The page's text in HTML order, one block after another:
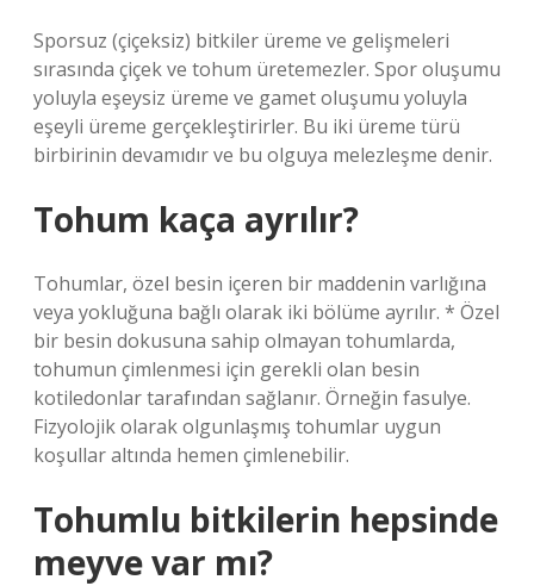
Sporsuz (çiçeksiz) bitkiler üreme ve gelişmeleri
sırasında çiçek ve tohum üretemezler. Spor oluşumu
yoluyla eşeysiz üreme ve gamet oluşumu yoluyla
eşeyli üreme gerçekleştirirler. Bu iki üreme türü
birbirinin devamıdır ve bu olguya melezleşme denir.
Tohum kaça ayrılır?
Tohumlar, özel besin içeren bir maddenin varlığına
veya yokluğuna bağlı olarak iki bölüme ayrılır. * Özel
bir besin dokusuna sahip olmayan tohumlarda,
tohumun çimlenmesi için gerekli olan besin
kotiledonlar tarafından sağlanır. Örneğin fasulye.
Fizyolojik olarak olgunlaşmış tohumlar uygun
koşullar altında hemen çimlenebilir.
Tohumlu bitkilerin hepsinde
meyve var mı?